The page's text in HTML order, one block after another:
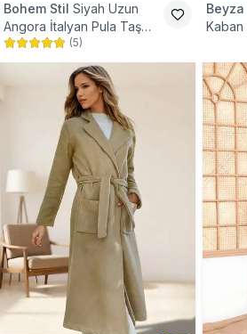
Bohem Stil Siyah Uzun
Angora İtalyan Pula Taş
Detaylı Tesettür Kaban
(5)
Beyza
Kaban